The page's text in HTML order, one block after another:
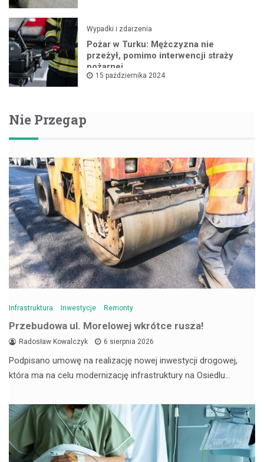
Wypadki i zdarzenia
Pożar w Turku: Mężczyzna nie
przeżył, pomimo interwencji straży
pożarnej
15 października 2024
Nie Przegap
Infrastruktura Inwestycje Remonty
Przebudowa ul. Morelowej wkrótce rusza!
Radosław Kowalczyk 6 sierpnia 2026
Podpisano umowę na realizację nowej inwestycji drogowej,
która ma na celu modernizację infrastruktury na Osiedlu…